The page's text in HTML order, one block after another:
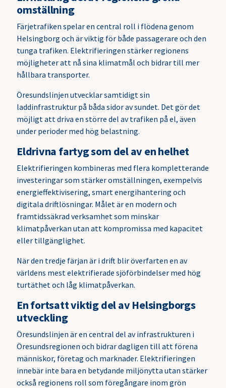
omställning
Färjetrafiken spelar en central roll i flödena genom
Helsingborg och är viktig för både passagerare och den
tunga trafiken. Elektrifieringen stärker regionens
möjligheter att nå sina klimatmål och bidrar till mer
hållbara transporter.
Öresundslinjen utvecklar samtidigt sin
laddinfrastruktur på båda sidor av sundet. Det gör det
möjligt att driva en större del av trafiken på el, även
under perioder med hög belastning.
Eldrivna fartyg som del av en helhet
Elektrifieringen kombineras med flera kompletterande
investeringar som stärker omställningen, exempelvis
energieffektivisering, smart energihantering och
digitala driftlösningar. Målet är en modern och
framtidssäkrad verksamhet som minskar
klimatpåverkan utan att kompromissa med kapacitet
eller tillgänglighet.
När den tredje färjan är i drift blir överfarten en av
världens mest elektrifierade sjöförbindelser med hög
turtäthet och låg klimatpåverkan.
En fortsatt viktig del av Helsingborgs
utveckling
Öresundslinjen är en central del av infrastrukturen i
Öresundsregionen och bidrar dagligen till att förena
människor, företag och marknader. Elektrifieringen
innebär inte bara en betydande miljönytta utan stärker
också regionens roll som föregångare inom grön